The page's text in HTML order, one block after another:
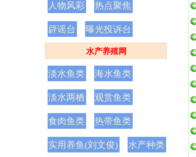
人物风彩 热点聚焦
辟谣台 曝光投诉台
水产养殖网
淡水鱼类 海水鱼类
淡水两栖 观赏鱼类
食肉鱼类 热带鱼类
实用养鱼(刘文俊) 水产种类